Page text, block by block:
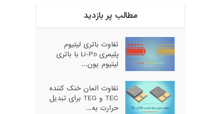
مطالب پر بازدید
تفاوت باتری لیتیوم
پلیمری Li-Po با باتری
لیتیوم یون...
تفاوت المان خنک کننده
TEC و TEG برای تبدیل
حرارت به...